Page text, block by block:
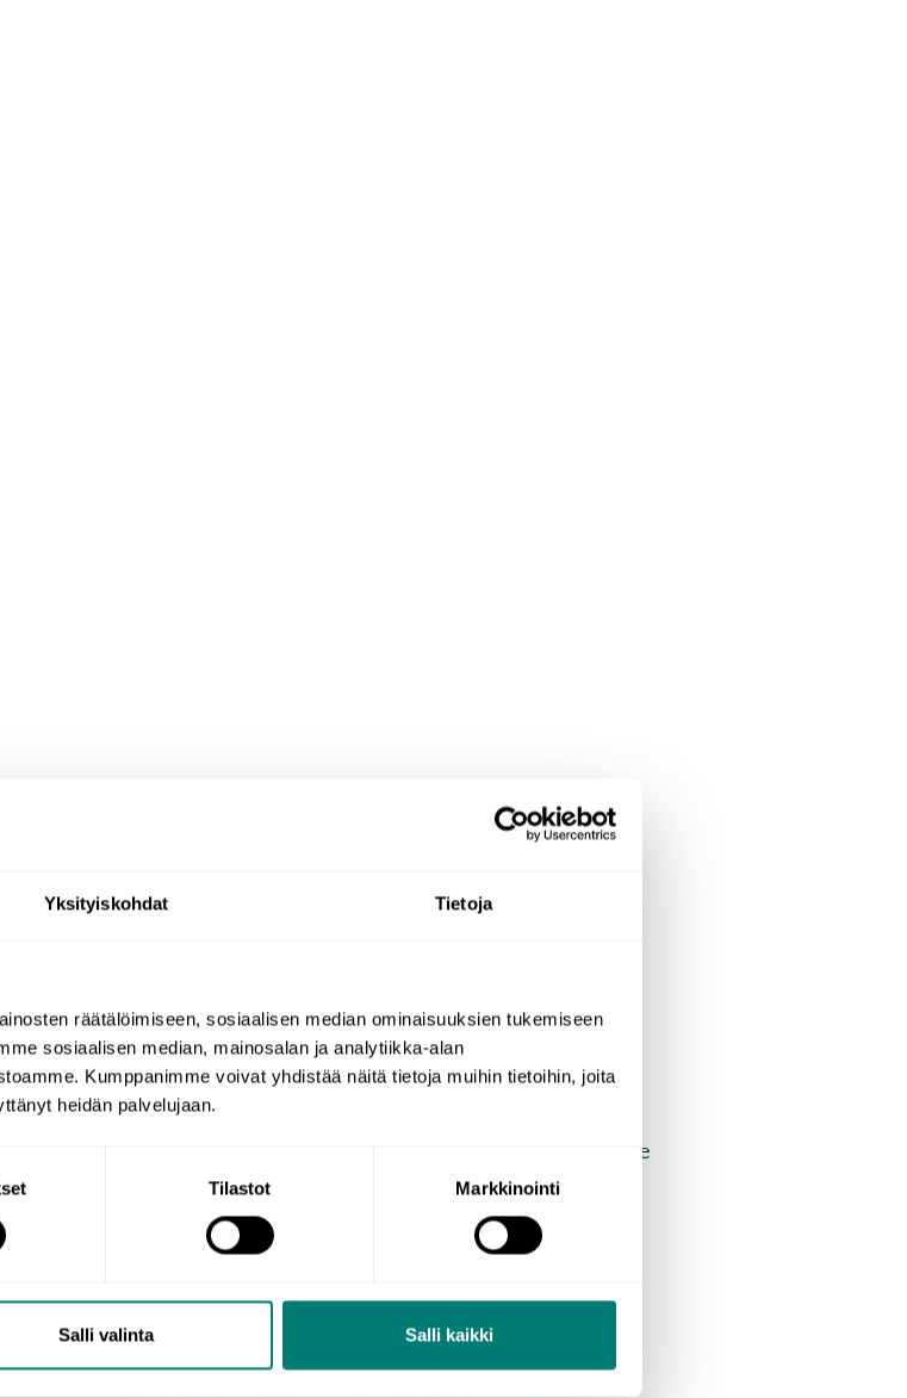
Yksityiskohdat Tietoja
räätälöimiseen, sosiaalisen median ominaisuuksien tukemiseen
sosiaalisen median, mainosalan ja analytiikka-alan
Kumppanimme voivat yhdistää näitä tietoja muihin tietoihin, joita
heidän palvelujaan.
Tilastot Markkinointi
Salli valinta Salli kaikki
courses
courses, that can be completed on the internet or in our mobile
people. The range of courses includes courses for beginners,
and advanced learners.
skills! The basic level grammar courses focus on tenses and
phrasal verbs.